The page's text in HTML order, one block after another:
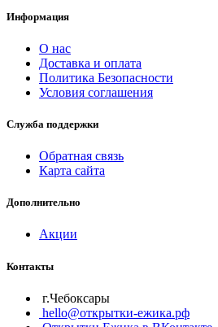
Информация
О нас
Доставка и оплата
Политика Безопасности
Условия соглашения
Служба поддержки
Обратная связь
Карта сайта
Дополнительно
Акции
Контакты
г.Чебоксары
hello@открытки-ежика.рф